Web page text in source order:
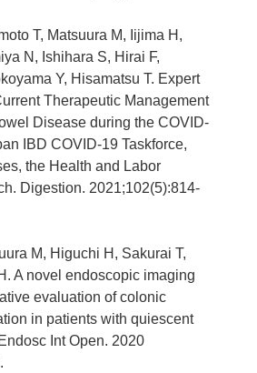
T, Matsuura M, Iijima H,
N, Ishihara S, Hirai F,
Y, Hisamatsu T. Expert
Therapeutic Management
Disease during the COVID-
IBD COVID-19 Taskforce,
the Health and Labor
Digestion. 2021;102(5):814-
M, Higuchi H, Sakurai T,
A novel endoscopic imaging
evaluation of colonic
in patients with quiescent
Int Open. 2020